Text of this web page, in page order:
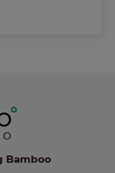
Bamboo